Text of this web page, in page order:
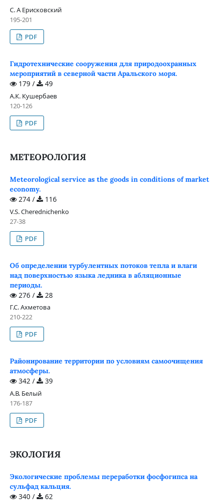
С. А Ерисковский
195-201
PDF
Гидротехнические сооружения для природоохранных
мероприятий в северной части Аральского моря.
179 / 49
А.К. Кушербаев
120-126
PDF
МЕТЕОРОЛОГИЯ
Meteorological service as the goods in conditions of market
economy.
274 / 116
V.S. Cherednichenko
27-38
PDF
Об определении турбулентных потоков тепла и влаги
над поверхностью языка ледника в абляционные
периоды.
276 / 28
Г.С. Ахметова
210-222
PDF
Районирование территории по условиям самоочищения
атмосферы.
342 / 39
А.В. Белый
176-187
PDF
ЭКОЛОГИЯ
Экологические проблемы переработки фосфогипса на
сульфад кальция.
340 / 62